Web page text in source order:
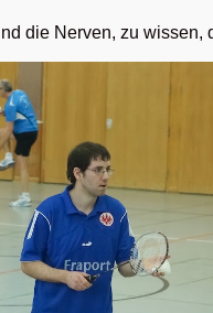
die Nerven, zu